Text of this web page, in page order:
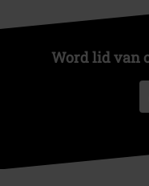
Word lid van